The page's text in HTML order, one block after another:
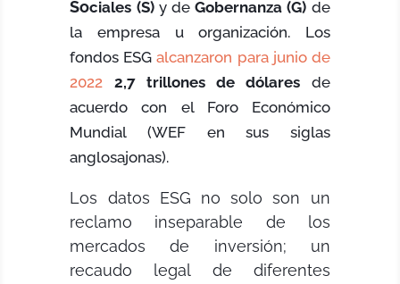
Sociales (S)y deGobernanza (G) de
la empresa u organización. Los
fondos ESGalcanzaron para junio de
2022
2,7 trillones de dólares de
acuerdo con el Foro Económico
Mundial (WEF en sus siglas
anglosajonas).
Los datos ESG no solo son un
reclamo inseparable de los
mercados de inversión; un
recaudo legal de diferentes